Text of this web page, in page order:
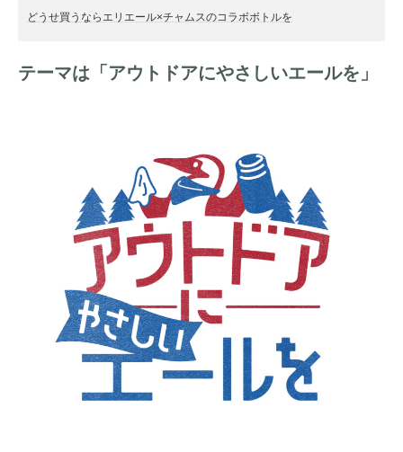
どうせ買うならエリエール×チャムスのコラボボトルを
テーマは「アウトドアにやさしいエールを」